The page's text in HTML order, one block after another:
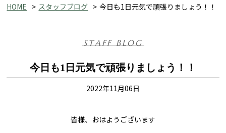
HOME スタッフブログ 今日も1日元気で頑張りましょう！！
STAFF BLOG
今日も1日元気で頑張りましょう！！
2022年11月06日
皆様、おはようございます